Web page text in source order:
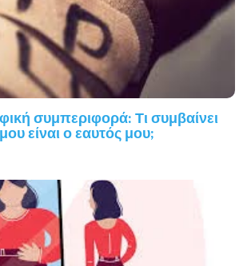
συμπεριφορά: Τι συμβαίνει
είναι ο εαυτός μου;